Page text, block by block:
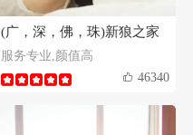
(广，深，佛，珠)新狼之家
服务专业,颜值高
46340